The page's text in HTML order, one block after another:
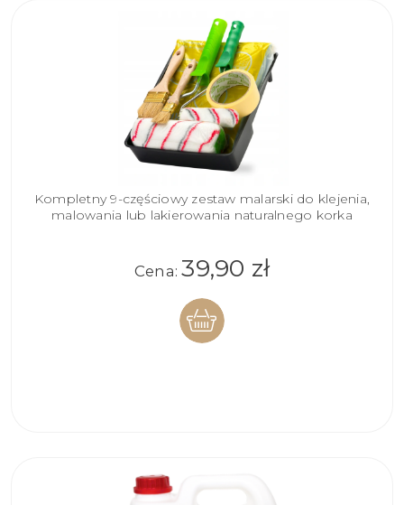
Kompletny 9-częściowy zestaw malarski do klejenia,
malowania lub lakierowania naturalnego korka
Cena: 39,90 zł